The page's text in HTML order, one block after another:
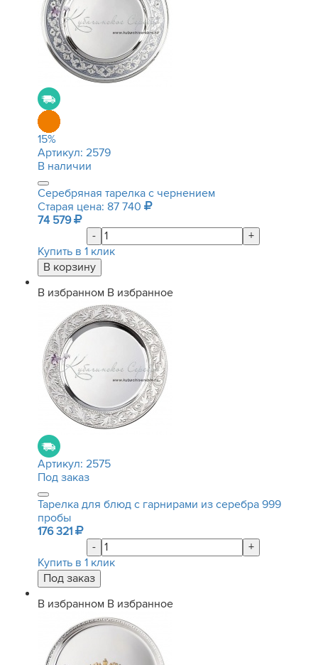
15%
Артикул: 2579
В наличии
Серебряная тарелка с чернением
Старая цена: 87 740
74 579
-
+
Купить в 1 клик
В избранном В избранное
Артикул: 2575
Под заказ
Тарелка для блюд с гарнирами из серебра 999
пробы
176 321
-
+
Купить в 1 клик
В избранном В избранное